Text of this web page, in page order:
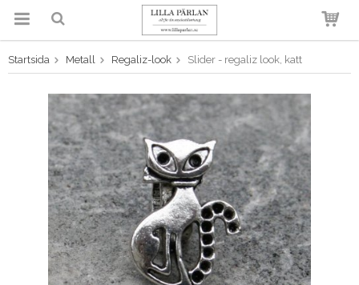
Produkten har blivit tillagd i
varukorgen
Startsida Metall Regaliz-look Slider - regaliz look, katt